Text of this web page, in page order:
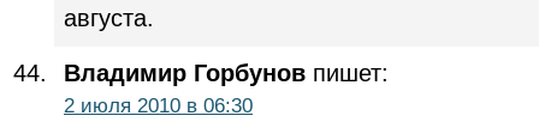
августа.
Владимир Горбунов пишет:
2 июля 2010 в 06:30